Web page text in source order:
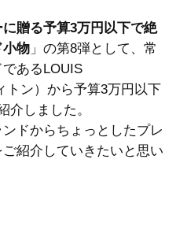
贈る予算3万円以下で絶
小物」の第8弾として、常
あるLOUIS
トン）から予算3万円以下
介しました。
ドからちょっとしたプレ
紹介していきたいと思い